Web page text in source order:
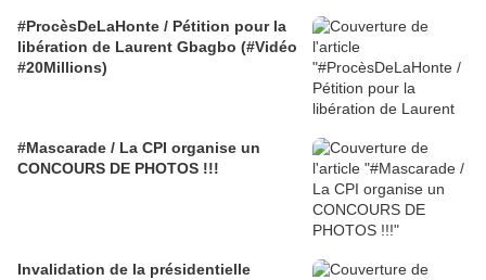
#ProcèsDeLaHonte / Pétition pour la
libération de Laurent Gbagbo (#Vidéo
#20Millions)
#Mascarade / La CPI organise un
CONCOURS DE PHOTOS !!!
Invalidation de la présidentielle